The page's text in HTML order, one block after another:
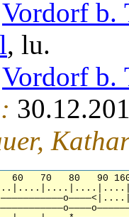
Vordorf b.
, lu.
Vordorf b.